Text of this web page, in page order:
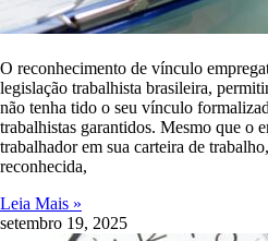
O reconhecimento de vínculo
legislação trabalhista brasileira,
não tenha tido o seu vínculo
trabalhistas garantidos. Mesmo que o
trabalhador em sua carteira de
reconhecida,
Leia Mais »
setembro 19, 2025